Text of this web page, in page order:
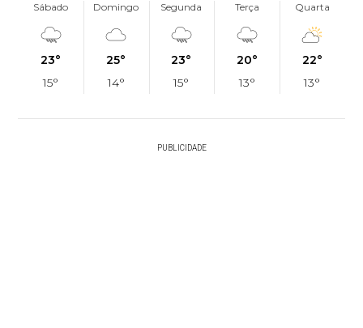
Sábado
23°
15°
Domingo
25°
14°
Segunda
23°
15°
Terça
20°
13°
Quarta
22°
13°
PUBLICIDADE